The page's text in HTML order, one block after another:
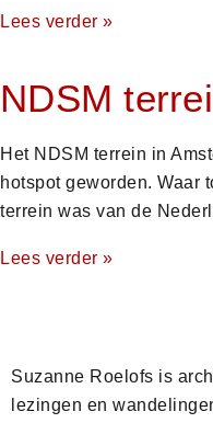
Lees verder »
NDSM
Het NDSM terrein in
hotspot geworden. Waar
terrein was van de
Lees verder »
Suzanne Roelofs is
lezingen en